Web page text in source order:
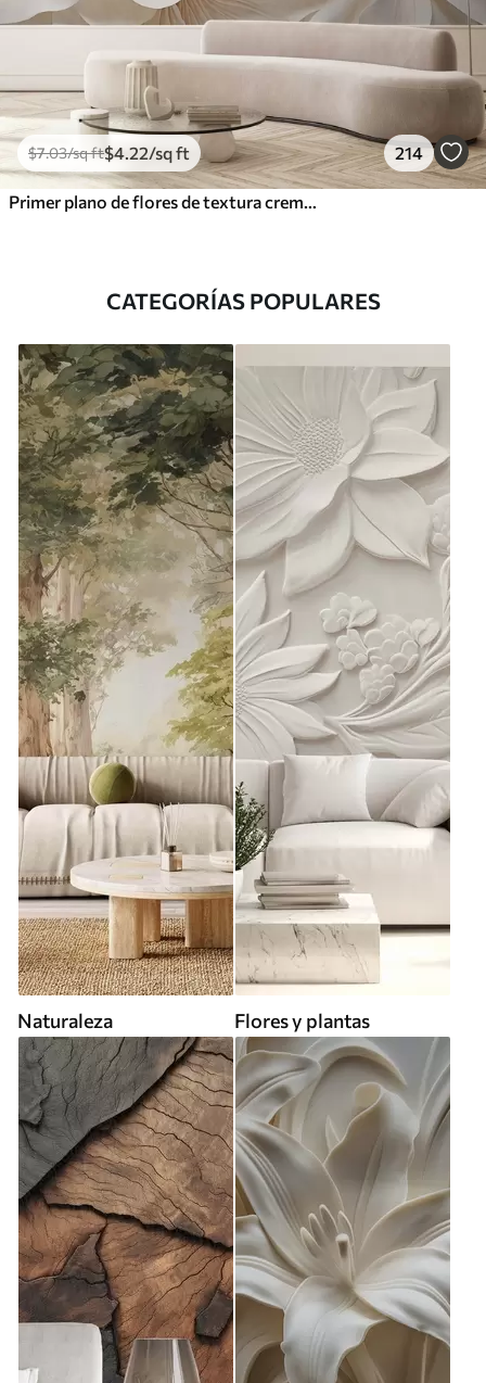
$7.03/sq ft$4.22/sq ft 214
CATEGORÍAS POPULARES
Naturaleza Flores y plantas